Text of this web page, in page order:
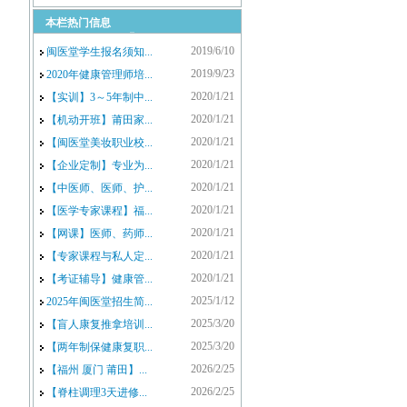
、足疗修脚等及中医师承专长医师班
本栏热门信息
闽医堂学生报名须知...
2019/6/10
2020年健康管理师培...
2019/9/23
【实训】3～5年制中...
2020/1/21
【机动开班】莆田家...
2020/1/21
【闽医堂美妆职业校...
2020/1/21
【企业定制】专业为...
2020/1/21
【中医师、医师、护...
2020/1/21
【医学专家课程】福...
2020/1/21
【网课】医师、药师...
2020/1/21
【专家课程与私人定...
2020/1/21
【考证辅导】健康管...
2020/1/21
2025年闽医堂招生简...
2025/1/12
【盲人康复推拿培训...
2025/3/20
【两年制保健康复职...
2025/3/20
【福州 厦门 莆田】...
2026/2/25
【脊柱调理3天进修...
2026/2/25